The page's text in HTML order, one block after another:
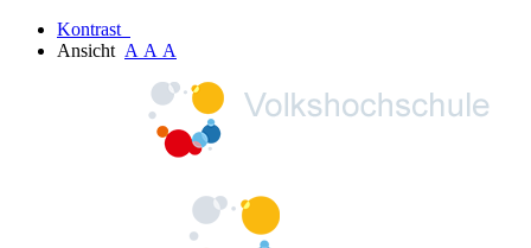
Kontrast
Ansicht A A A